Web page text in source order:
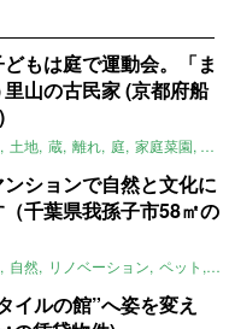
もは庭で運動会。「ま
山の古民家 (京都府船
土地 蔵 離れ 庭 家庭菜園 倉
ションで自然と文化に
千葉県我孫子市58㎡の
自然 リノベーション ペット
イルの館”へ姿を変え